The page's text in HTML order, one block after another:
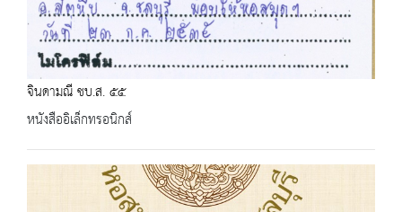
จินดามณี ชบ.ส. ๕๕
หนังสืออิเล็กทรอนิกส์